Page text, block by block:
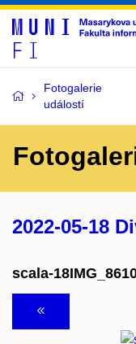
Fotogalerie
událostí
2022-05-18
scala-